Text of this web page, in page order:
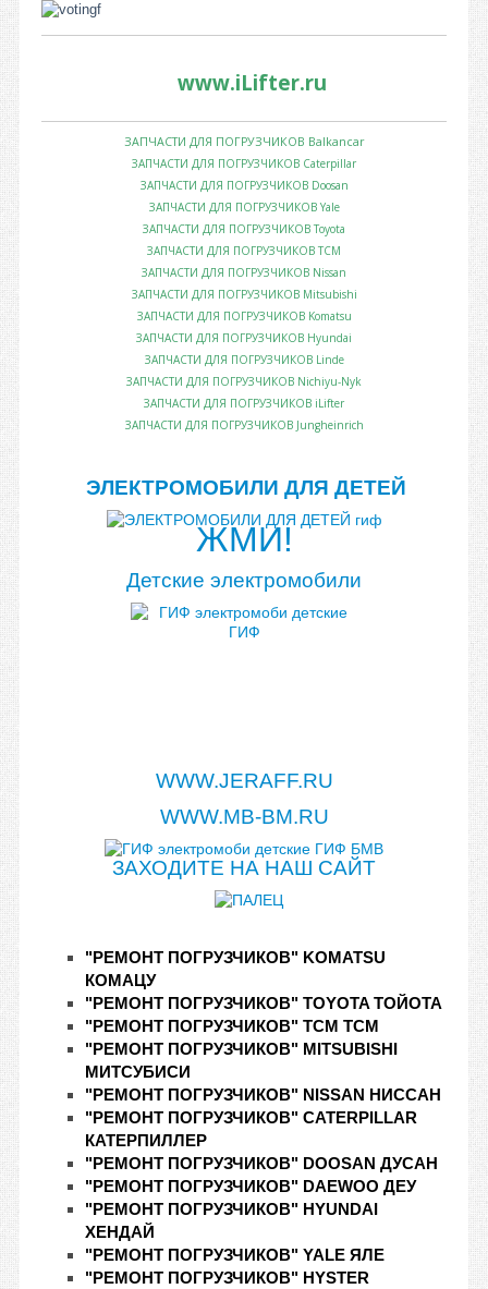
www.iLifter.ru
ЗАПЧАСТИ ДЛЯ ПОГРУЗЧИКОВ Balkancar
ЗАПЧАСТИ ДЛЯ ПОГРУЗЧИКОВ Caterpillar
ЗАПЧАСТИ ДЛЯ ПОГРУЗЧИКОВ Doosan
ЗАПЧАСТИ ДЛЯ ПОГРУЗЧИКОВ Yale
ЗАПЧАСТИ ДЛЯ ПОГРУЗЧИКОВ Toyota
ЗАПЧАСТИ ДЛЯ ПОГРУЗЧИКОВ TCM
ЗАПЧАСТИ ДЛЯ ПОГРУЗЧИКОВ Nissan
ЗАПЧАСТИ ДЛЯ ПОГРУЗЧИКОВ Mitsubishi
ЗАПЧАСТИ ДЛЯ ПОГРУЗЧИКОВ Komatsu
ЗАПЧАСТИ ДЛЯ ПОГРУЗЧИКОВ Hyundai
ЗАПЧАСТИ ДЛЯ ПОГРУЗЧИКОВ Linde
ЗАПЧАСТИ ДЛЯ ПОГРУЗЧИКОВ Nichiyu-Nyk
ЗАПЧАСТИ ДЛЯ ПОГРУЗЧИКОВ iLifter
ЗАПЧАСТИ ДЛЯ ПОГРУЗЧИКОВ Jungheinrich
ЭЛЕКТРОМОБИЛИ ДЛЯ ДЕТЕЙ
ЖМИ!
Детские электромобили
WWW.JERAFF.RU
WWW.MB-BM.RU
ЗАХОДИТЕ НА НАШ САЙТ
"РЕМОНТ ПОГРУЗЧИКОВ" KOMATSU
КОМАЦУ
"РЕМОНТ ПОГРУЗЧИКОВ" TOYOTA ТОЙОТА
"РЕМОНТ ПОГРУЗЧИКОВ" TCM ТСМ
"РЕМОНТ ПОГРУЗЧИКОВ" MITSUBISHI
МИТСУБИСИ
"РЕМОНТ ПОГРУЗЧИКОВ" NISSAN НИССАН
"РЕМОНТ ПОГРУЗЧИКОВ" CATERPILLAR
КАТЕРПИЛЛЕР
"РЕМОНТ ПОГРУЗЧИКОВ" DOOSAN ДУСАН
"РЕМОНТ ПОГРУЗЧИКОВ" DAEWOO ДЕУ
"РЕМОНТ ПОГРУЗЧИКОВ" HYUNDAI
ХЕНДАЙ
"РЕМОНТ ПОГРУЗЧИКОВ" YALE ЯЛЕ
"РЕМОНТ ПОГРУЗЧИКОВ" HYSTER